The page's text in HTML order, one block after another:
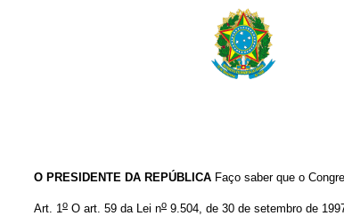
O PRESIDENTE DA REPÚBLICA Faço saber que o
Art. 1 o O art. 59 da Lei no 9.504, de 30 de setembro de